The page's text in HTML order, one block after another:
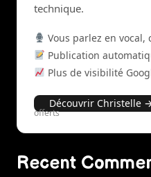
technique.
Vous parlez en vocal,
Publication
Plus de visibilité
Découvrir Christelle
offerts
Recent